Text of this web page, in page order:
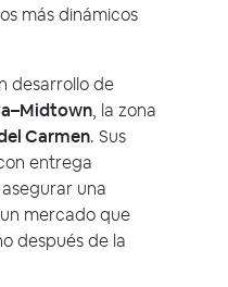
más dinámicos
desarrollo de
, la zona
Carmen. Sus
entrega
una
mercado que
después de la